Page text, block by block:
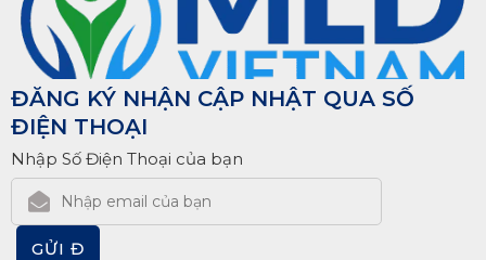
ĐĂNG KÝ NHẬN CẬP NHẬT QUA SỐ
ĐIỆN THOẠI
Nhập Số Điện Thoại của bạn
GỬI Đ